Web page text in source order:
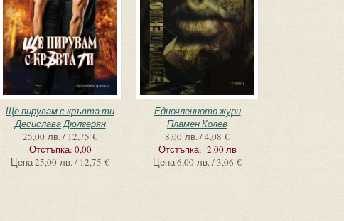
Ще пирувам с кръвта ти
Десислава Дюлгерян
25,00 лв. / 12,75 €
Отстъпка: 0,00
Цена25,00 лв. / 12,75 €
Едночленното жури
Пламен Колев
8,00 лв. / 4,08 €
Отстъпка: -2.00 лв
Цена6,00 лв. / 3,06 €